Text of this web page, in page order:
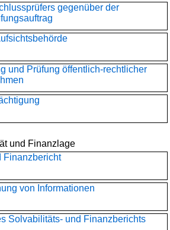
gegenüber der
und Prüfung öffentlich-rechtlicher
und Finanzlage
Finanzbericht
von Informationen
Solvabilitäts- und Finanzberichts